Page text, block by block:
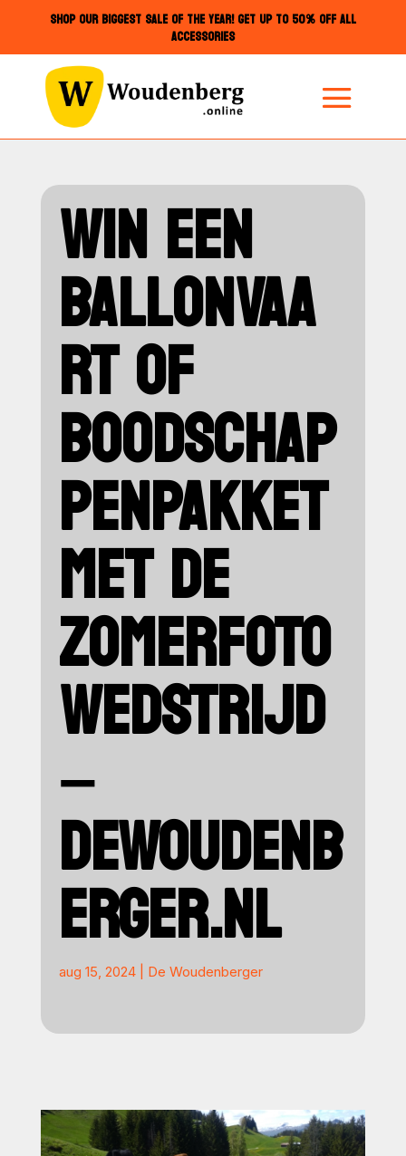
SHOP OUR BIGGEST SALE OF THE YEAR! GET UP TO 50% OFF ALL
ACCESSORIES
WIN EEN
BALLONVAA
RT OF
BOODSCHAP
PENPAKKET
MET DE
ZOMERFOTO
WEDSTRIJD
–
DEWOUDENB
ERGER.NL
aug 15, 2024| De Woudenberger